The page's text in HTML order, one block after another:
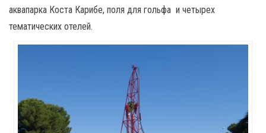
аквапарка Коста Карибе, поля для гольфа и четырех
тематических отелей.